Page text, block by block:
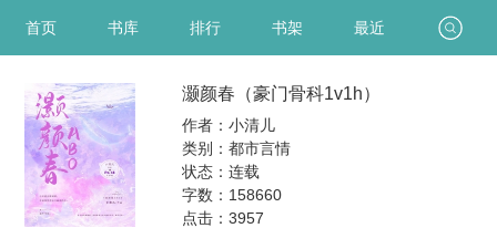
首页 书库 排行 书架 最近
灏颜春（豪门骨科1v1h）
作者：小清儿
类别：都市言情
状态：连载
字数：158660
点击： 3957